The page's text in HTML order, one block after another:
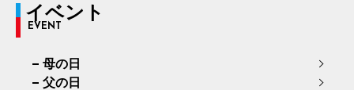
イベント
EVENT
母の日
父の日